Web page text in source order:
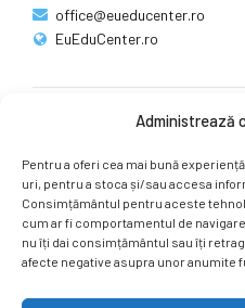
Administrează
Pentru a oferi cea mai bună
uri, pentru a stoca și/sau accesa
Consimțământul pentru aceste
cum ar fi comportamentul de
nu îți dai consimțământul sau îți
afecte negative asupra unor anumite
office@eueducenter.ro
EuEduCenter.ro
Ne puteți găsi și pe rețelele